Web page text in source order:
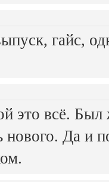
гайс,
это всё.
нового. Да и